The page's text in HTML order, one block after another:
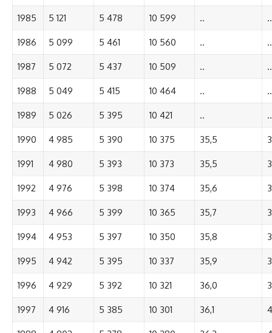
1985 5 121 5 478 10 599 .. ..
1986 5 099 5 461 10 560 .. ..
1987 5 072 5 437 10 509 .. ..
1988 5 049 5 415 10 464 .. ..
1989 5 026 5 395 10 421 .. ..
1990 4 985 5 390 10 375 35,5
1991 4 980 5 393 10 373 35,5
1992 4 976 5 398 10 374 35,6
1993 4 966 5 399 10 365 35,7
1994 4 953 5 397 10 350 35,8
1995 4 942 5 395 10 337 35,9
1996 4 929 5 392 10 321 36,0
1997 4 916 5 385 10 301 36,1